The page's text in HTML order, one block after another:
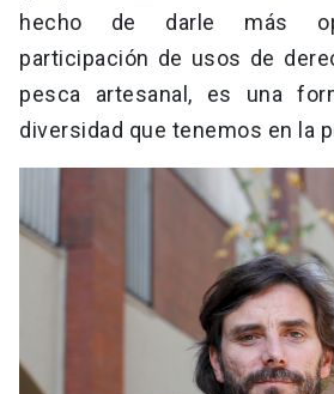
hecho de darle más
participación de usos de
pesca artesanal, es una
diversidad que tenemos en la